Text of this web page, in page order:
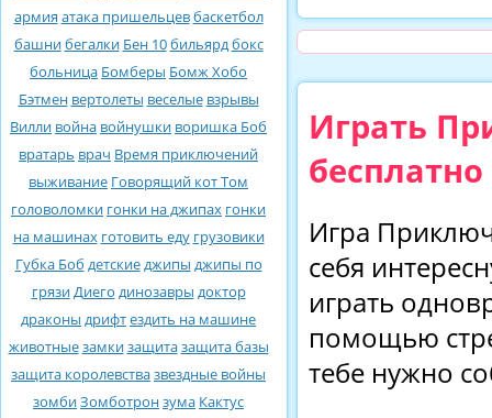
армия атака пришельцевбаскетбол
башнибегалки Бен 10бильярдбокс
больница Бомберы Бомж Хобо
Бэтмен вертолеты веселые взрывы
Вилли война войнушки воришка Боб
вратарь врач Время приключений
выживание Говорящий кот Том
головоломки гонки на джипах гонки
на машинах готовить еду грузовики
Губка Боб детскиеджипы джипы по
грязиДиего динозавры доктор
драконы дрифтездить на машине
животныезамкизащитазащита базы
защита королевствазвездные войны
зомбиЗомботронзума Кактус
Играть
Игра
себя
играть
помощью
тебе нужно